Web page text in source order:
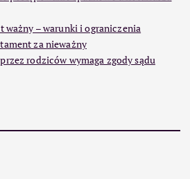
ważny – warunki i ograniczenia
za nieważny
rodziców wymaga zgody sądu